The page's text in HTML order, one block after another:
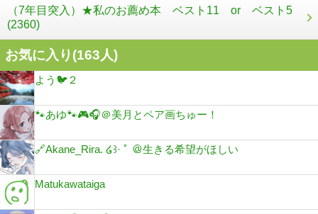
（7年目突入）★私のお薦め本 ベスト11 or ベスト5
(2360)
お気に入り(163人)
よう🐦２
🐾あゆ🐾🎮🎧＠美月とペア画ちゅー！
🔗Akane_Rira. ໒꒱· ﾟ ＠生きる希望がほしい
Matukawataiga